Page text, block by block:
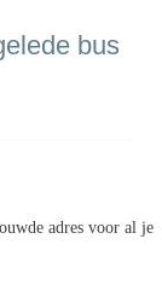
bus
adres voor al je